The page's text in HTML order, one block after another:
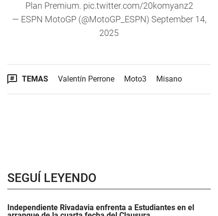
Plan Premium. pic.twitter.com/20komyanz2
— ESPN MotoGP (@MotoGP_ESPN) September 14,
2025
TEMAS Valentín Perrone Moto3 Misano
SEGUÍ LEYENDO
Independiente Rivadavia enfrenta a Estudiantes en el